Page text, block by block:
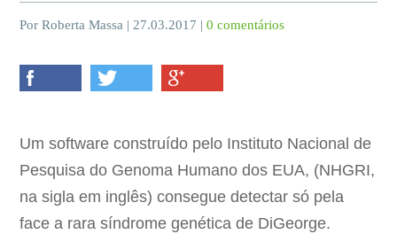
Por Roberta Massa | 27.03.2017 |0 comentários
Um software construído pelo Instituto Nacional de
Pesquisa do Genoma Humano dos EUA, (NHGRI,
na sigla em inglês) consegue detectar só pela
face a rara síndrome genética de DiGeorge.